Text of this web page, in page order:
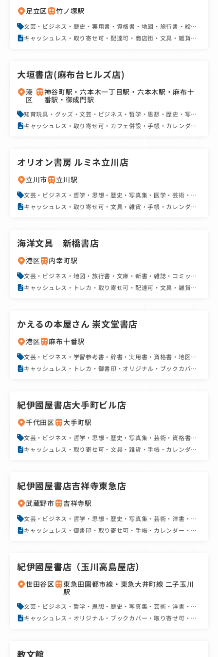
足立区 竹ノ塚駅
文芸・ビジネス・歴史・実用書・資格書・地図・旅行書・絵
キャッシュレス・取り寄せ可・配達可・商店街・文具・雑貨・
大垣書店(麻布台ヒルズ店)
港
区
神谷町駅・六本木一丁目駅・六本木駅・麻布十
番駅・御成門駅
知育玩具・グッズ・文芸・ビジネス・哲学・思想・歴史・写真
旅行書・絵本・児童書・文庫・新書・雑誌・コミック
キャッシュレス・取り寄せ可・カフェ併設・手帳・カレンダ
オリオン書房 ルミネ立川店
立川市 立川駅
文芸・ビジネス・哲学・思想・歴史・写真集・医学・芸術・洋
本・児童書・BL・文庫・新書・雑誌・コミック
キャッシュレス・取り寄せ可・文具・雑貨・手帳・カレンダ
海洋文具 新橋書店
港区 内幸町駅
文芸・ビジネス・地図・旅行書・文庫・新書・雑誌・コミッ
キャッシュレス・トレカ・取り寄せ可・配達可・文具・雑貨・
かえるの本屋さん 崇文堂書店
港区 麻布十番駅
文芸・ビジネス・学習参考書・辞書・実用書・資格書・地図・
キャッシュレス・トレカ・御書印・オリジナル・ブックカバ
紀伊國屋書店大手町ビル店
千代田区 大手町駅
文芸・ビジネス・哲学・思想・歴史・写真集・芸術・資格書・
キャッシュレス・取り寄せ可・文具・雑貨・手帳・カレンダ
紀伊國屋書店吉祥寺東急店
武蔵野市 吉祥寺駅
文芸・ビジネス・哲学・思想・歴史・写真集・芸術・洋書・学
書・文庫・新書・雑誌・コミック
キャッシュレス・御書印・取り寄せ可・手帳・カレンダー・
紀伊國屋書店（玉川高島屋店）
世田谷区
東急田園都市線・東急大井町線 二子玉川
駅
文芸・ビジネス・哲学・思想・歴史・写真集・芸術・洋書・学
書・BL・文庫・新書・雑誌・コミック
キャッシュレス・オリジナル・ブックカバー・取り寄せ可・手
教文館